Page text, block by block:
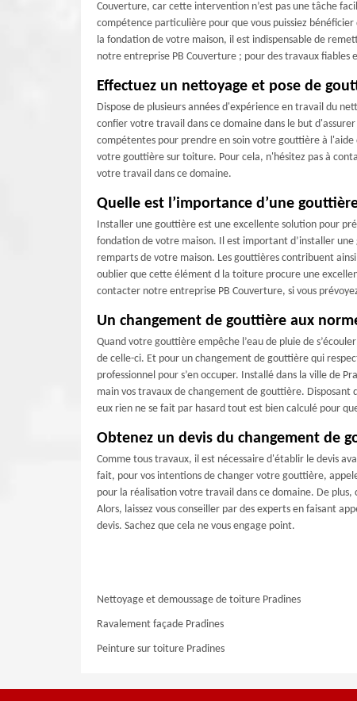
Couverture, car cette intervention n’est pas une tâche
compétence particulière pour que vous puissiez
la fondation de votre maison, il est indispensable de
notre entreprise PB Couverture ; pour des travaux fiables
Effectuez un nettoyage et pose de
Dispose de plusieurs années d'expérience en travail du
confier votre travail dans ce domaine dans le but
compétentes pour prendre en soin votre gouttière à
votre gouttière sur toiture. Pour cela, n'hésitez pas à
votre travail dans ce domaine.
Quelle est l’importance d’une
Installer une gouttière est une excellente solution pour
fondation de votre maison. Il est important d’installer
remparts de votre maison. Les gouttières contribuent
oublier que cette élément d la toiture procure une
contacter notre entreprise PB Couverture, si vous
Un changement de gouttière aux
Quand votre gouttière empêche l’eau de pluie de
de celle-ci. Et pour un changement de gouttière qui
professionnel pour s’en occuper. Installé dans la ville de
main vos travaux de changement de gouttière. Disposant
eux rien ne se fait par hasard tout est bien calculé pour
Obtenez un devis du changement de
Comme tous travaux, il est nécessaire d'établir le devis
fait, pour vos intentions de changer votre gouttière,
pour la réalisation votre travail dans ce domaine. De
Alors, laissez vous conseiller par des experts en faisant
devis. Sachez que cela ne vous engage point.
Nettoyage et demoussage de toiture Pradines
Ravalement façade Pradines
Peinture sur toiture Pradines